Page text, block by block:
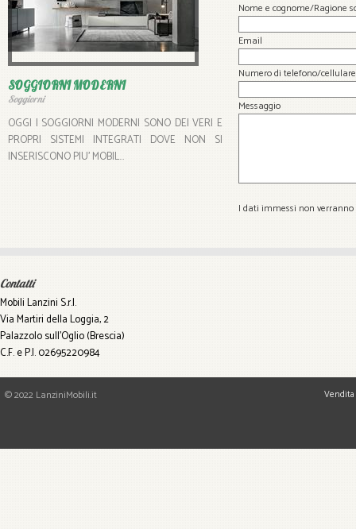
SOGGIORNI MODERNI
Soggiorni
OGGI I SOGGIORNI MODERNI SONO DEI VERI E
PROPRI SISTEMI INTEGRATI DOVE NON SI
INSERISCONO PIU' MOBIL...
Nome e cognome/Ragione
Email
Numero di telefono/cellulare
Messaggio
I dati immessi non
Contatti
Mobili Lanzini S.r.l.
Via Martiri della Loggia, 2
Palazzolo sull'Oglio (Brescia)
C.F. e P.I. 02695220984
© 2022 LanziniMobili.it